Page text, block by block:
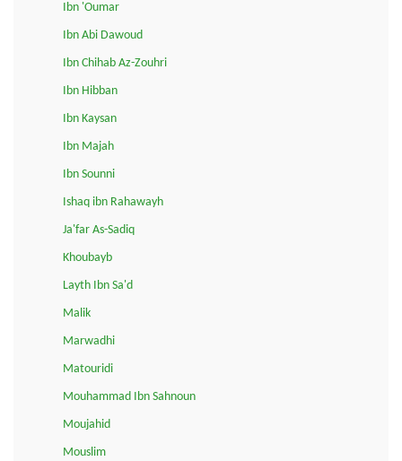
Ibn 'Oumar
Ibn Abi Dawoud
Ibn Chihab Az-Zouhri
Ibn Hibban
Ibn Kaysan
Ibn Majah
Ibn Sounni
Ishaq ibn Rahawayh
Ja'far As-Sadiq
Khoubayb
Layth Ibn Sa'd
Malik
Marwadhi
Matouridi
Mouhammad Ibn Sahnoun
Moujahid
Mouslim